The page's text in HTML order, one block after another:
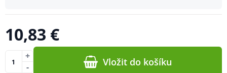
10,83 €
-
+ Vložit do košíku